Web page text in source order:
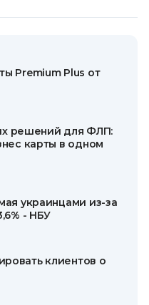
Premium Plus от
решений для ФЛП:
карты в одном
украинцами из-за
- НБУ
клиентов о